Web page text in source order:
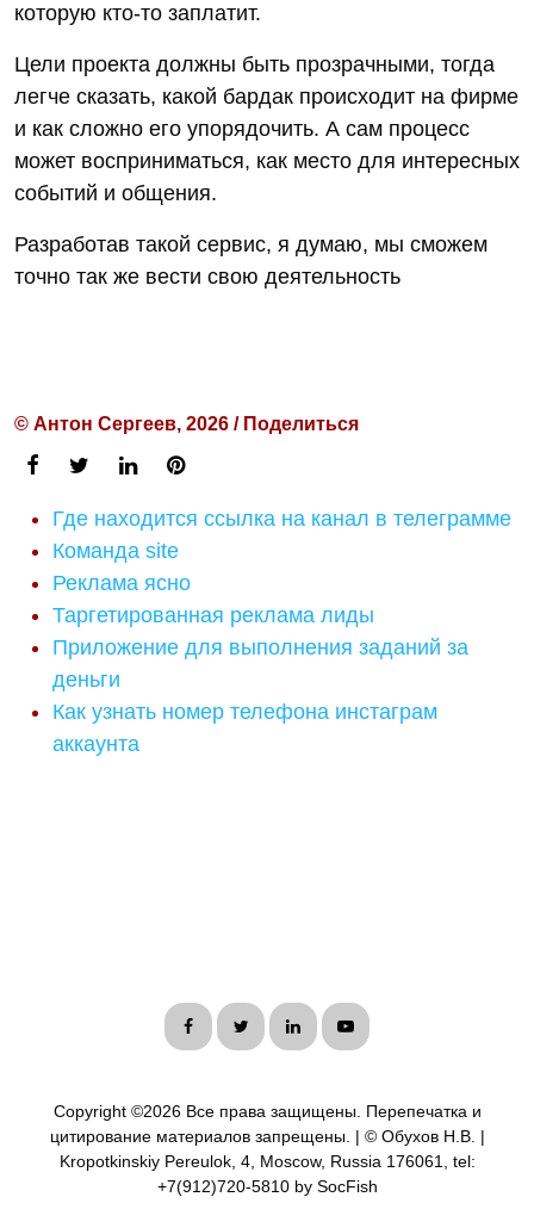
которую кто-то заплатит.
Цели проекта должны быть прозрачными, тогда
легче сказать, какой бардак происходит на фирме
и как сложно его упорядочить. А сам процесс
может восприниматься, как место для интересных
событий и общения.
Разработав такой сервис, я думаю, мы сможем
точно так же вести свою деятельность
© Антон Сергеев, 2026 / Поделиться
Где находится ссылка на канал в телеграмме
Команда site
Реклама ясно
Таргетированная реклама лиды
Приложение для выполнения заданий за
деньги
Как узнать номер телефона инстаграм
аккаунта
Copyright ©2026 Все права защищены. Перепечатка и
цитирование материалов запрещены. | © Обухов Н.В. |
Kropotkinskiy Pereulok, 4, Moscow, Russia 176061, tel:
+7(912)720-5810 by SocFish